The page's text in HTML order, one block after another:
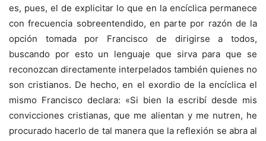
es, pues, el de explicitar lo que en la encíclica permanece
con frecuencia sobreentendido, en parte por razón de la
opción tomada por Francisco de dirigirse a todos,
buscando por esto un lenguaje que sirva para que se
reconozcan directamente interpelados también quienes no
son cristianos. De hecho, en el exordio de la encíclica el
mismo Francisco declara: «Si bien la escribí desde mis
convicciones cristianas, que me alientan y me nutren, he
procurado hacerlo de tal manera que la reflexión se abra al